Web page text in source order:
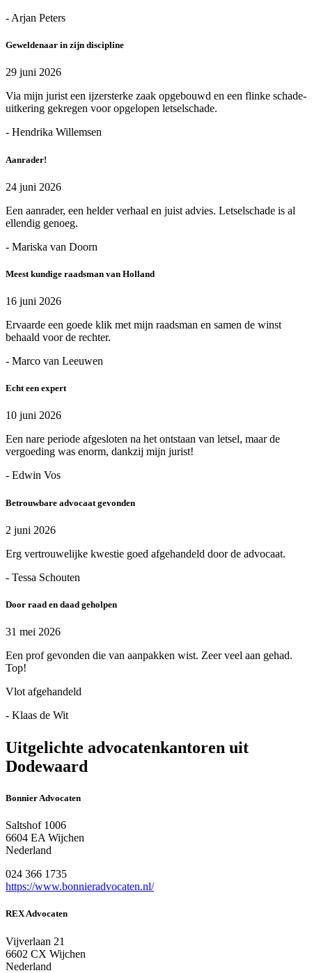
- Arjan Peters
Geweldenaar in zijn discipline
29 juni 2026
Via mijn jurist een ijzersterke zaak opgebouwd en een flinke schade-
uitkering gekregen voor opgelopen letselschade.
- Hendrika Willemsen
Aanrader!
24 juni 2026
Een aanrader, een helder verhaal en juist advies. Letselschade is al
ellendig genoeg.
- Mariska van Doorn
Meest kundige raadsman van Holland
16 juni 2026
Ervaarde een goede klik met mijn raadsman en samen de winst
behaald voor de rechter.
- Marco van Leeuwen
Echt een expert
10 juni 2026
Een nare periode afgesloten na het ontstaan van letsel, maar de
vergoeding was enorm, dankzij mijn jurist!
- Edwin Vos
Betrouwbare advocaat gevonden
2 juni 2026
Erg vertrouwelijke kwestie goed afgehandeld door de advocaat.
- Tessa Schouten
Door raad en daad geholpen
31 mei 2026
Een prof gevonden die van aanpakken wist. Zeer veel aan gehad.
Top!
Vlot afgehandeld
- Klaas de Wit
Uitgelichte advocatenkantoren uit
Dodewaard
Bonnier Advocaten
Saltshof 1006
6604 EA Wijchen
Nederland
024 366 1735
https://www.bonnieradvocaten.nl/
REX Advocaten
Vijverlaan 21
6602 CX Wijchen
Nederland